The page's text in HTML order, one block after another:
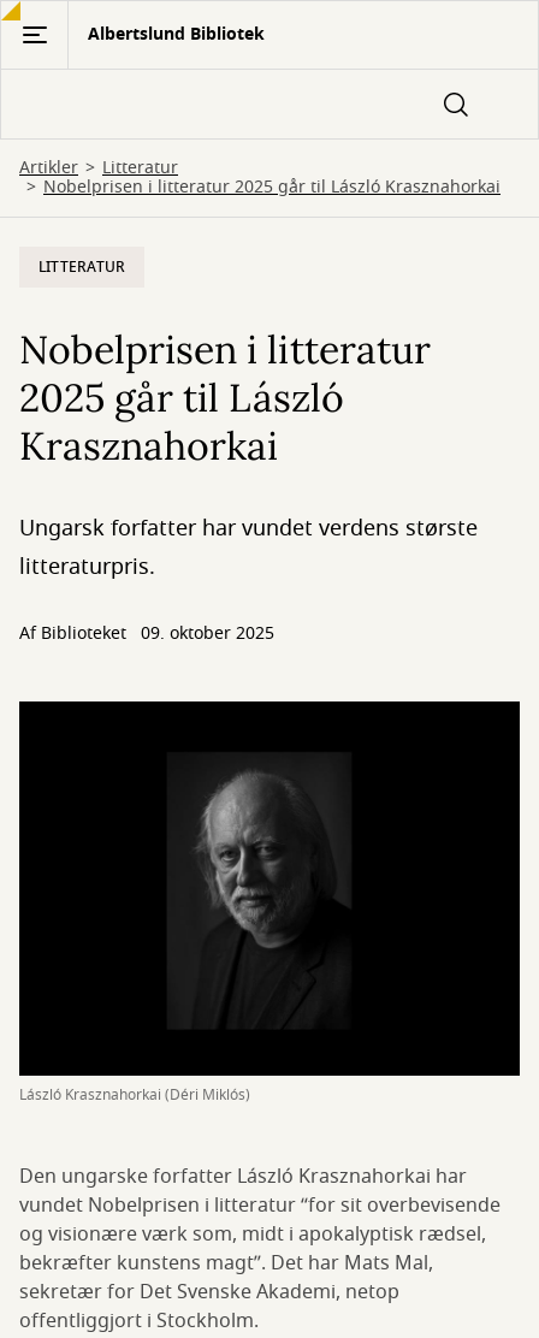
Gå
hovedindhold
Albertslund Bibliotek
Artikler Litteratur
Nobelprisen i litteratur 2025 går til László Krasznahorkai
LITTERATUR
Nobelprisen i litteratur
2025 går til László
Krasznahorkai
Ungarsk forfatter har vundet verdens største
litteraturpris.
Af Biblioteket 09. oktober 2025
László Krasznahorkai (Déri Miklós)
Den ungarske forfatter László Krasznahorkai har
vundet Nobelprisen i litteratur “for sit overbevisende
og visionære værk som, midt i apokalyptisk rædsel,
bekræfter kunstens magt”. Det har Mats Mal,
sekretær for Det Svenske Akademi, netop
offentliggjort i Stockholm.